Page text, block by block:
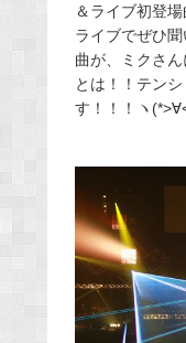
＆ライブ初登
ライブでぜひ
曲が、ミクさ
とは！！テン
す！！！ヽ